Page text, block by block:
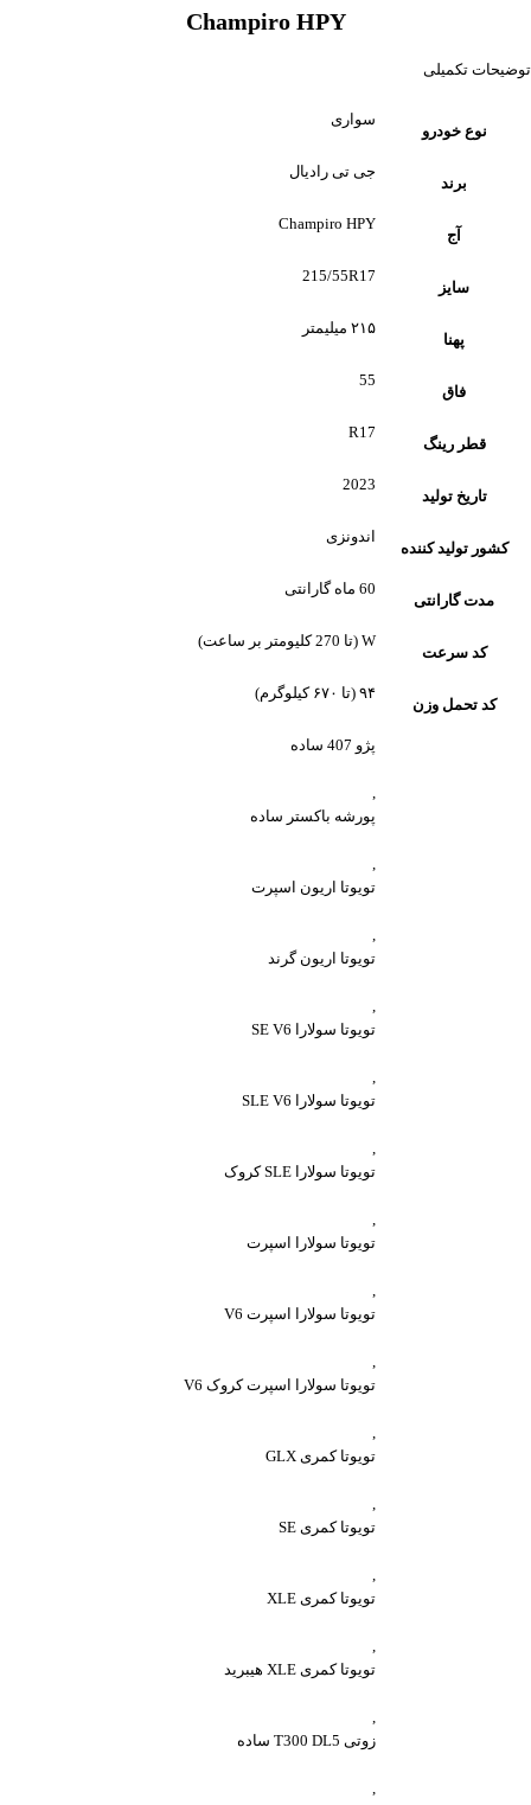
Champiro HPY
توضیحات تکمیلی
نوع خودرو
سواری
برند
جی تی رادیال
آج
Champiro HPY
سایز
215/55R17
پهنا
۲۱۵ میلیمتر
فاق
55
قطر رینگ
R17
تاریخ تولید
2023
کشور تولید کننده
اندونزی
مدت گارانتی
60 ماه گارانتی
کد سرعت
W (تا 270 کلیومتر بر ساعت)
کد تحمل وزن
۹۴ (تا ۶۷۰ کیلوگرم)
پژو 407 ساده
,
پورشه باکستر ساده
,
تویوتا اریون اسپرت
,
تویوتا اریون گرند
,
تویوتا سولارا SE V6
,
تویوتا سولارا SLE V6
,
تویوتا سولارا SLE کروک
,
تویوتا سولارا اسپرت
,
تویوتا سولارا اسپرت V6
,
تویوتا سولارا اسپرت کروک V6
,
تویوتا کمری GLX
,
تویوتا کمری SE
,
تویوتا کمری XLE
,
تویوتا کمری XLE هیبرید
,
زوتی T300 DL5 ساده
,